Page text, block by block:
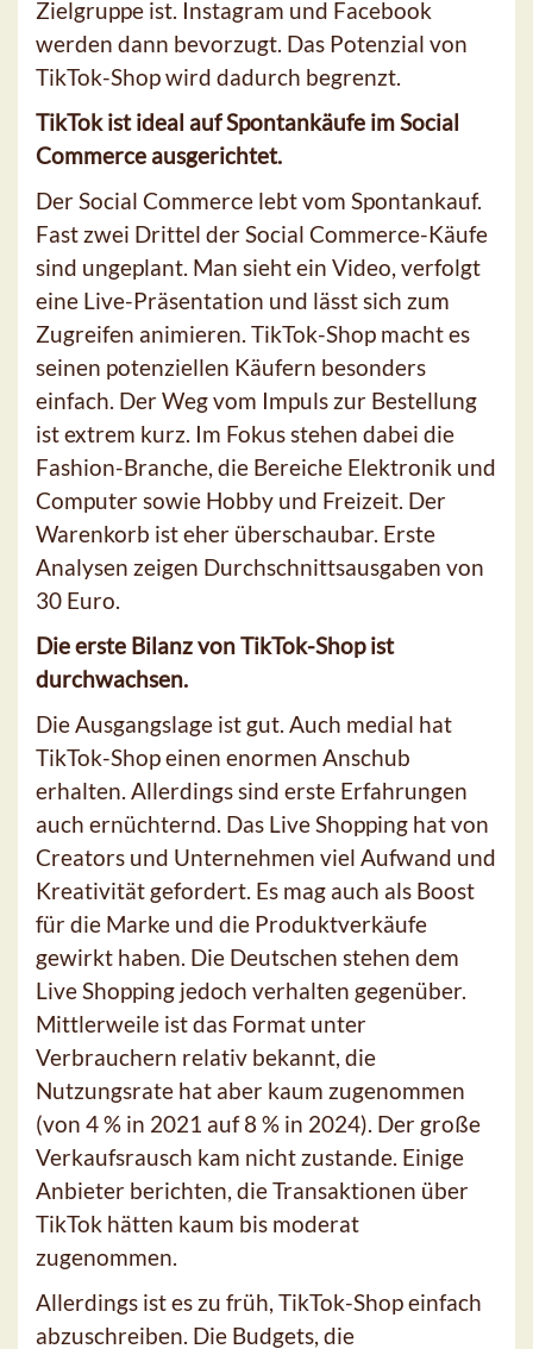
Zielgruppe ist. Instagram und Facebook
werden dann bevorzugt. Das Potenzial von
TikTok-Shop wird dadurch begrenzt.
TikTok ist ideal auf Spontankäufe im Social
Commerce ausgerichtet.
Der Social Commerce lebt vom Spontankauf.
Fast zwei Drittel der Social Commerce-Käufe
sind ungeplant. Man sieht ein Video, verfolgt
eine Live-Präsentation und lässt sich zum
Zugreifen animieren. TikTok-Shop macht es
seinen potenziellen Käufern besonders
einfach. Der Weg vom Impuls zur Bestellung
ist extrem kurz. Im Fokus stehen dabei die
Fashion-Branche, die Bereiche Elektronik und
Computer sowie Hobby und Freizeit. Der
Warenkorb ist eher überschaubar. Erste
Analysen zeigen Durchschnittsausgaben von
30 Euro.
Die erste Bilanz von TikTok-Shop ist
durchwachsen.
Die Ausgangslage ist gut. Auch medial hat
TikTok-Shop einen enormen Anschub
erhalten. Allerdings sind erste Erfahrungen
auch ernüchternd. Das Live Shopping hat von
Creators und Unternehmen viel Aufwand und
Kreativität gefordert. Es mag auch als Boost
für die Marke und die Produktverkäufe
gewirkt haben. Die Deutschen stehen dem
Live Shopping jedoch verhalten gegenüber.
Mittlerweile ist das Format unter
Verbrauchern relativ bekannt, die
Nutzungsrate hat aber kaum zugenommen
(von 4 % in 2021 auf 8 % in 2024). Der große
Verkaufsrausch kam nicht zustande. Einige
Anbieter berichten, die Transaktionen über
TikTok hätten kaum bis moderat
zugenommen.
Allerdings ist es zu früh, TikTok-Shop einfach
abzuschreiben. Die Budgets, die